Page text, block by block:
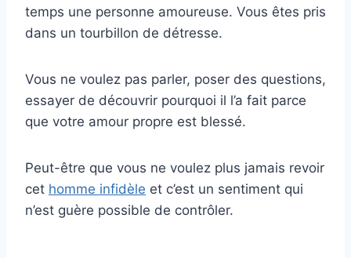
temps une personne amoureuse. Vous êtes pris
dans un tourbillon de détresse.
Vous ne voulez pas parler, poser des questions,
essayer de découvrir pourquoi il l’a fait parce
que votre amour propre est blessé.
Peut-être que vous ne voulez plus jamais revoir
cet homme infidèle et c’est un sentiment qui
n’est guère possible de contrôler.